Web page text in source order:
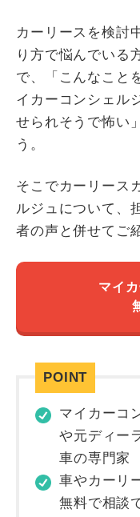
カーリースを検討
り方で悩んでいる
で、「こんなこと
イカーコンシェル
せられそうで怖い
う。
そこでカーリース
ルジュについて、
者の声と併せてご
マイ
マイカーコ
や元ディー
車の専門家
車やカーリ
無料で相談